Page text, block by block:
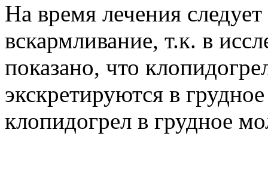
На время лечения
вскармливание, т.к. в
показано, что
экскретируются в
клопидогрел в грудное